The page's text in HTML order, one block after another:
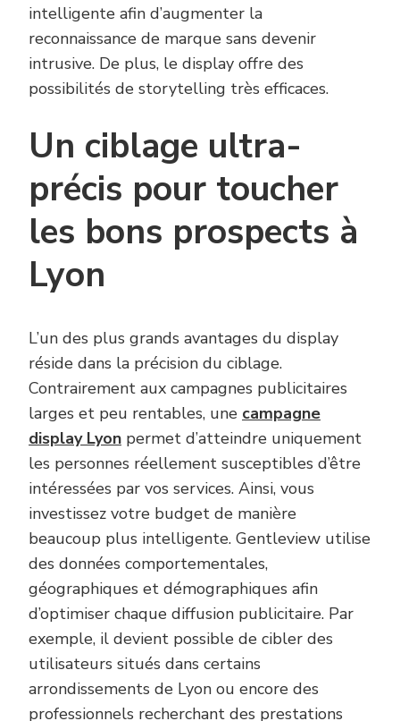
intelligente afin d’augmenter la
reconnaissance de marque sans devenir
intrusive. De plus, le display offre des
possibilités de storytelling très efficaces.
Un ciblage ultra-
précis pour toucher
les bons prospects à
Lyon
L’un des plus grands avantages du display
réside dans la précision du ciblage.
Contrairement aux campagnes publicitaires
larges et peu rentables, une campagne
display Lyon permet d’atteindre uniquement
les personnes réellement susceptibles d’être
intéressées par vos services. Ainsi, vous
investissez votre budget de manière
beaucoup plus intelligente. Gentleview utilise
des données comportementales,
géographiques et démographiques afin
d’optimiser chaque diffusion publicitaire. Par
exemple, il devient possible de cibler des
utilisateurs situés dans certains
arrondissements de Lyon ou encore des
professionnels recherchant des prestations